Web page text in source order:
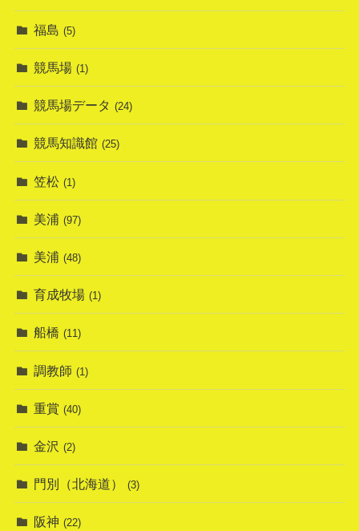
福島 (5)
競馬場 (1)
競馬場データ (24)
競馬知識館 (25)
笠松 (1)
美浦 (97)
美浦 (48)
育成牧場 (1)
船橋 (11)
調教師 (1)
重賞 (40)
金沢 (2)
門別（北海道） (3)
阪神 (22)